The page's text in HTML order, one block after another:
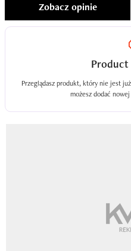
Zobacz opinie
Przeglądasz produkt, który nie jest
możesz dodać